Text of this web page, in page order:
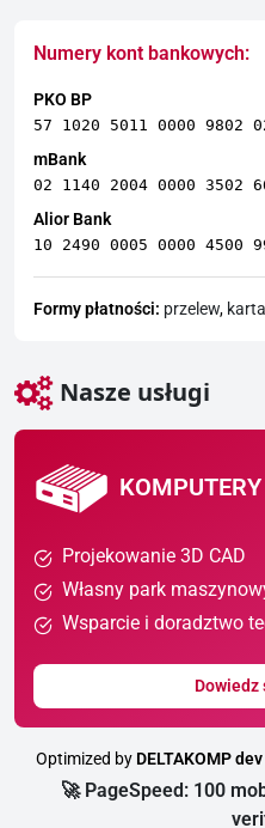
Numery kont bankowych:
PKO BP
57 1020 5011 0000 9802
mBank
02 1140 2004 0000 3502
Alior Bank
10 2490 0005 0000 4500
Formy płatności: przelew, karta
Nasze usługi
Projekowanie 3D CAD
Własny park
Wsparcie i doradztwo
Dowiedz
Optimized by DELTAKOMP
🚀 PageSpeed: 100